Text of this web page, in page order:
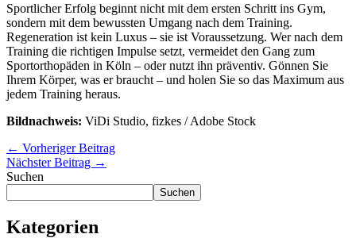
Sportlicher Erfolg beginnt nicht mit dem ersten Schritt ins Gym,
sondern mit dem bewussten Umgang nach dem Training.
Regeneration ist kein Luxus – sie ist Voraussetzung. Wer nach dem
Training die richtigen Impulse setzt, vermeidet den Gang zum
Sportorthopäden in Köln – oder nutzt ihn präventiv. Gönnen Sie
Ihrem Körper, was er braucht – und holen Sie so das Maximum aus
jedem Training heraus.
Bildnachweis: ViDi Studio, fizkes / Adobe Stock
← Vorheriger Beitrag
Nächster Beitrag →
Suchen
Suchen
Kategorien